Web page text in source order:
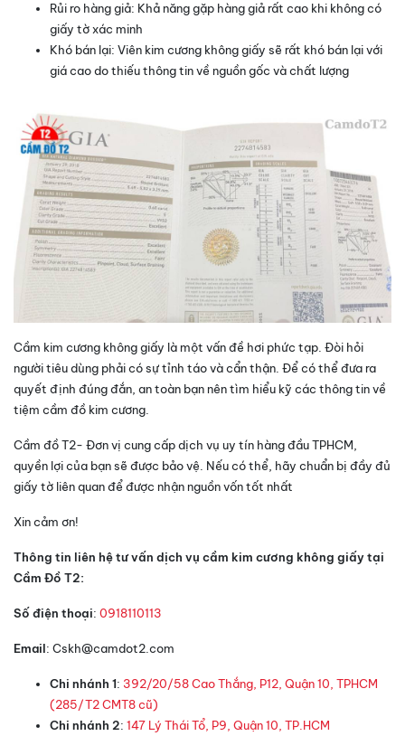
Rủi ro hàng giả: Khả năng gặp hàng giả rất cao khi không có
giấy tờ xác minh
Khó bán lại: Viên kim cương không giấy sẽ rất khó bán lại với
giá cao do thiếu thông tin về nguồn gốc và chất lượng
Cầm kim cương không giấy là một vấn đề hơi phức tạp. Đòi hỏi
người tiêu dùng phải có sự tỉnh táo và cẩn thận. Để có thể đưa ra
quyết định đúng đắn, an toàn bạn nên tìm hiểu kỹ các thông tin về
tiệm cầm đồ kim cương.
Cầm đồ T2- Đơn vị cung cấp dịch vụ uy tín hàng đầu TPHCM,
quyền lợi của bạn sẽ được bảo vệ. Nếu có thể, hãy chuẩn bị đầy đủ
giấy tờ liên quan để được nhận nguồn vốn tốt nhất
Xin cảm ơn!
Thông tin liên hệ tư vấn dịch vụ cầm kim cương không giấy tại
Cầm Đồ T2:
Số điện thoại: 0918110113
Email: Cskh@camdot2.com
Chi nhánh 1: 392/20/58 Cao Thắng, P12, Quận 10, TPHCM
(285/T2 CMT8 cũ)
Chi nhánh 2: 147 Lý Thái Tổ, P9, Quận 10, TP.HCM